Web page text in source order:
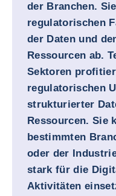
der Branchen.
regulatorischen
der Daten und
Ressourcen ab.
Sektoren
regulatorischen
strukturierter
Ressourcen. Sie
bestimmten
oder der
stark für die
Aktivitäten